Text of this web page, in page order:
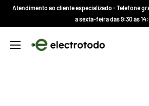
Atendimento ao cliente especializado - Telefone
a sexta-feira das 9:30 às
Electrotodo.es